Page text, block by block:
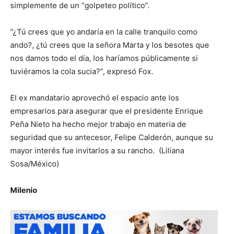
simplemente de un “golpeteo político”.
“¿Tú crees que yo andaría en la calle tranquilo como
ando?, ¿tú crees que la señora Marta y los besotes que
nos damos todo el día, los haríamos públicamente si
tuviéramos la cola sucia?”, expresó Fox.
El ex mandatario aprovechó el espacio ante los
empresarios para asegurar que el presidente Enrique
Peña Nieto ha hecho mejor trabajo en materia de
seguridad que su antecesor, Felipe Calderón, aunque su
mayor interés fue invitarlos a su rancho. (Liliana
Sosa/México)
Milenio